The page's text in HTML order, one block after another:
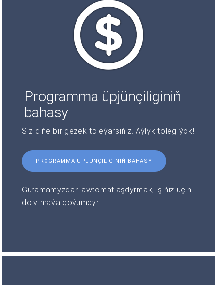
Programma üpjünçiliginiň
bahasy
Siz diňe bir gezek töleýärsiňiz. Aýlyk töleg ýok!
PROGRAMMA ÜPJÜNÇILIGINIŇ BAHASY
Guramamyzdan awtomatlaşdyrmak, işiňiz üçin
doly maýa goýumdyr!